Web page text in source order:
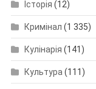
Історія (12)
Кримінал (1 335)
Кулінарія (141)
Культура(111)